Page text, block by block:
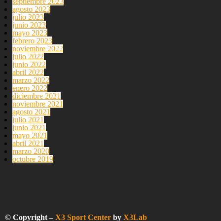
agosto 2023
julio 2023
junio 2023
mayo 2023
febrero 2023
noviembre 2022
julio 2022
junio 2022
abril 2022
marzo 2022
enero 2022
diciembre 2021
noviembre 2021
agosto 2021
julio 2021
junio 2021
mayo 2021
abril 2021
marzo 2020
octubre 2019
© Copyright – X3 Sport Center by X3Lab